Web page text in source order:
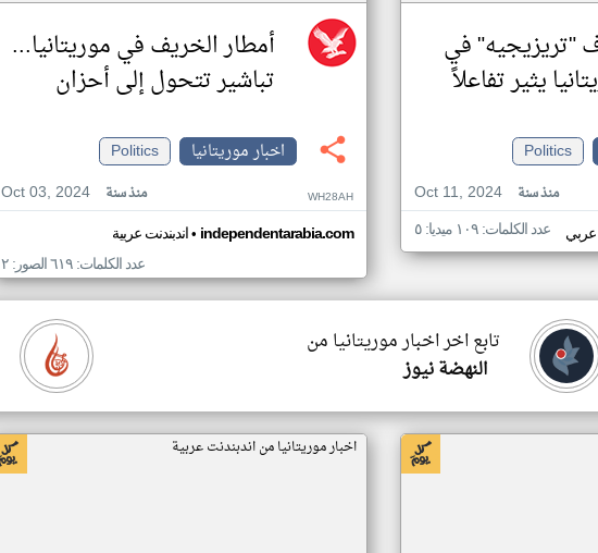
في
يثير تفاعلاً
Politics
Oct 11, 2024
منذ سنة
عدد الكلمات: ١٠٩ ميديا: ٥
أمطار الخريف في موريتانيا...
تباشير تتحول إلى أحزان
اخبار موريتانيا
Politics
Oct 03, 2024
منذ سنة WH28AH
اندبندنت عربية• independentarabia.com
عدد الكلمات: ٦١٩ الصور: ٢
تابع اخر اخبار موريتانيا من
النهضة نيوز
اخبار موريتانيا من اندبندنت عربية